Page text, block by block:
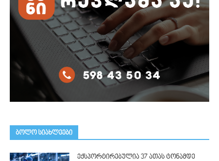
ᲑᲝᲚᲝ ᲡᲘᲐᲮᲚᲔᲔᲑᲘ
ექსპორტირებულია 37 ათას ტონამდე